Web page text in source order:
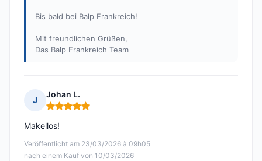
Bis bald bei Balp Frankreich!
Mit freundlichen Grüßen,
Das Balp Frankreich Team
J
Johan L.
Hinweis: 5 von 5
Veröffentlicht am 23/03/2026 à 09h05
nach einem Kauf von 10/03/2026
Makellos!